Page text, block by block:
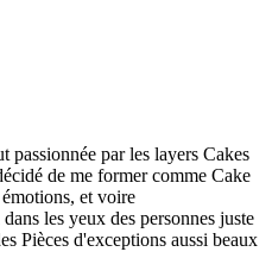
passionnée par les layers Cakes
de me former comme Cake
et voire
les yeux des personnes juste
Pièces d'exceptions aussi beaux